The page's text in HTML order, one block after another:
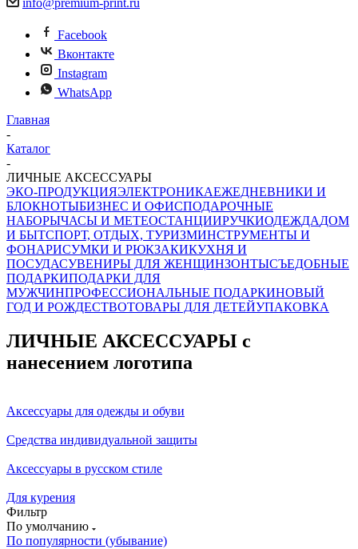
info@premium-print.ru
Facebook
Вконтакте
Instagram
WhatsApp
Главная
-
Каталог
-
ЛИЧНЫЕ АКСЕССУАРЫ
ЭКО-ПРОДУКЦИЯЭЛЕКТРОНИКАЕЖЕДНЕВНИКИ И
БЛОКНОТЫБИЗНЕС И ОФИСПОДАРОЧНЫЕ
НАБОРЫЧАСЫ И МЕТЕОСТАНЦИИРУЧКИОДЕЖДАДОМ
И БЫТСПОРТ, ОТДЫХ, ТУРИЗМИНСТРУМЕНТЫ И
ФОНАРИСУМКИ И РЮКЗАКИКУХНЯ И
ПОСУДАСУВЕНИРЫ ДЛЯ ЖЕНЩИНЗОНТЫСЪЕДОБНЫЕ
ПОДАРКИПОДАРКИ ДЛЯ
МУЖЧИНПРОФЕССИОНАЛЬНЫЕ ПОДАРКИНОВЫЙ
ГОД И РОЖДЕСТВОТОВАРЫ ДЛЯ ДЕТЕЙУПАКОВКА
ЛИЧНЫЕ АКСЕССУАРЫ с
нанесением логотипа
Аксессуары для одежды и обуви
Средства индивидуальной защиты
Аксессуары в русском стиле
Для курения
Фильтр
По умолчанию
По популярности (убывание)